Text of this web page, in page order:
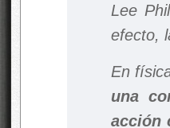
Lee
efecto,
En
una
acción